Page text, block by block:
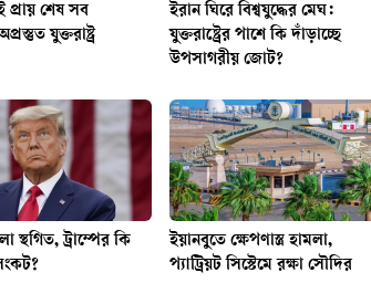
প্রায় শেষ সব
যুক্তরাষ্ট্র
ইরান ঘিরে বিশ্বযুদ্ধের মেঘ:
যুক্তরাষ্ট্রের পাশে কি দাঁড়াচ্ছে
উপসাগরীয় জোট?
স্থগিত, ট্রাম্পের কি
ইয়ানবুতে ক্ষেপণাস্ত্র হামলা,
প্যাট্রিয়ট সিস্টেমে রক্ষা সৌদির